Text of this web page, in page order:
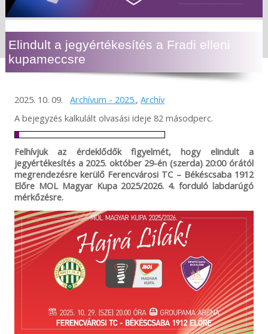
Elindult a jegyértékesítés a Fradi elleni
kupameccsre
2025. 10. 09. Archívum - 2025., Archív
A bejegyzés kalkulált olvasási ideje 82 másodperc.
Felhívjuk az érdeklődők figyelmét, hogy elindult a
jegyértékesítés a 2025. október 29-én (szerda) 20:00 órától
megrendezésre kerülő Ferencvárosi TC – Békéscsaba 1912
Előre MOL Magyar Kupa 2025/2026. 4. forduló labdarúgó
mérkőzésre.